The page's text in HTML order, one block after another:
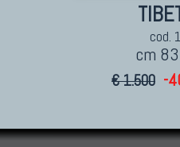
cod.
cm
€ 1.500 -